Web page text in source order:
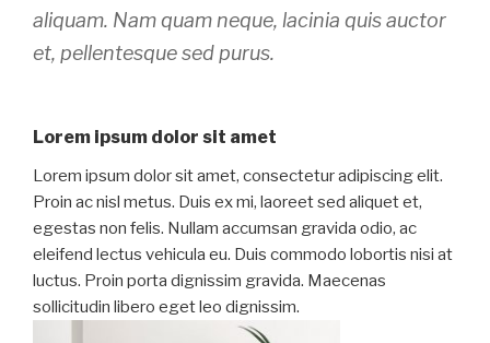
aliquam. Nam quam neque, lacinia quis auctor
et, pellentesque sed purus.
Lorem ipsum dolor sit amet
Lorem ipsum dolor sit amet, consectetur adipiscing elit.
Proin ac nisl metus. Duis ex mi, laoreet sed aliquet et,
egestas non felis. Nullam accumsan gravida odio, ac
eleifend lectus vehicula eu. Duis commodo lobortis nisi at
luctus. Proin porta dignissim gravida. Maecenas
sollicitudin libero eget leo dignissim.